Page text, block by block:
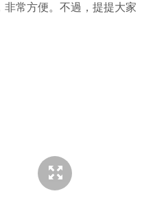
常方便。不過，提提大家